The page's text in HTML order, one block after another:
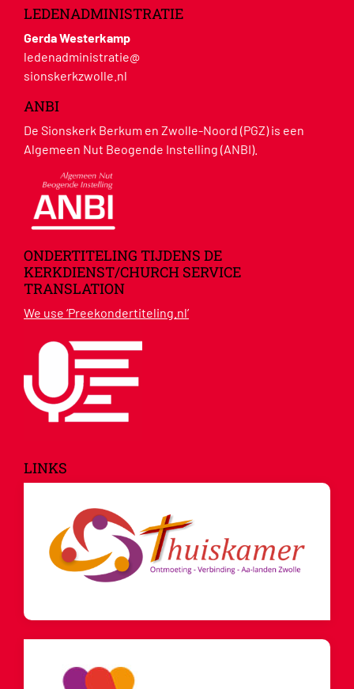
LEDENADMINISTRATIE
Gerda Westerkamp
ledenadministratie@
sionskerkzwolle.nl
ANBI
De Sionskerk Berkum en Zwolle-Noord (PGZ) is een
Algemeen Nut Beogende Instelling (ANBI).
ONDERTITELING TIJDENS DE
KERKDIENST/CHURCH SERVICE
TRANSLATION
We use ‘Preekondertiteling.nl’
LINKS